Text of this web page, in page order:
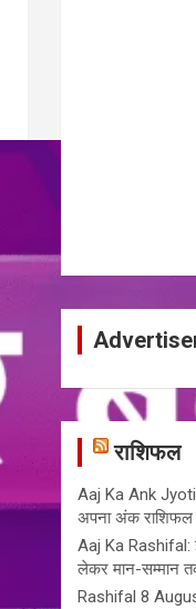
राशिफल
Aaj Ka Ank
अपना अंक राशिफल
Aaj Ka Rashifal:
लेकर मान-सम्मान
Rashifal 8